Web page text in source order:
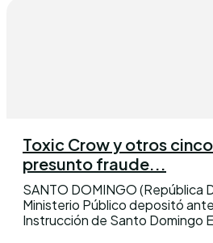
Toxic Crow y otros
presunto fraude...
SANTO DOMINGO (República
Ministerio Público depositó
Instrucción de Santo Domingo